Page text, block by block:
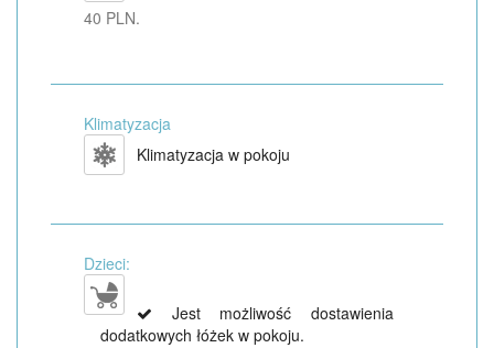
40 PLN.
Klimatyzacja
Klimatyzacja w pokoju
Dzieci:
Jest możliwość dostawienia
dodatkowych łóżek w pokoju.